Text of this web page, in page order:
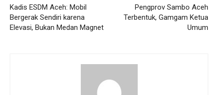
Kadis ESDM Aceh: Mobil
Bergerak Sendiri karena
Elevasi, Bukan Medan Magnet
Pengprov Sambo Aceh
Terbentuk, Gamgam Ketua
Umum